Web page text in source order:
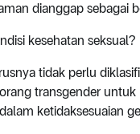
dianggap sebagai
kesehatan seksual?
tidak perlu
transgender
ketidaksesuaian